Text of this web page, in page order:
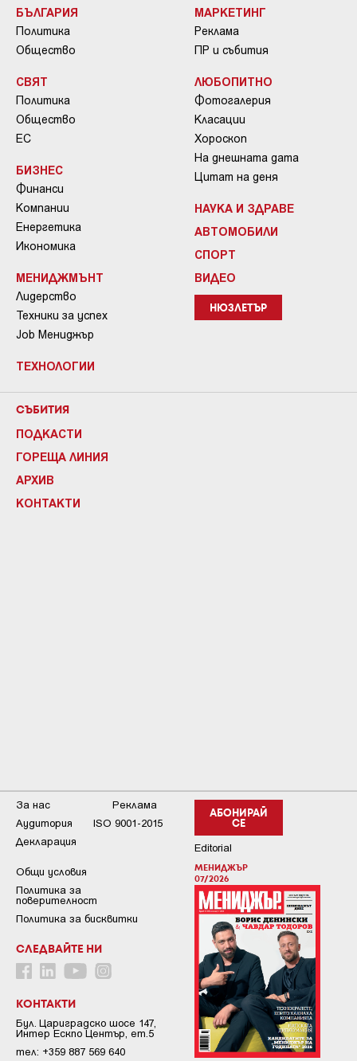
БЪЛГАРИЯ
Политика
Общество
СВЯТ
Политика
Общество
ЕС
БИЗНЕС
Финанси
Компании
Енергетика
Икономика
МЕНИДЖМЪНТ
Лидерство
Техники за успех
Job Мениджър
ТЕХНОЛОГИИ
МАРКЕТИНГ
Реклама
ПР и събития
ЛЮБОПИТНО
Фотогалерия
Класации
Хороскоп
На днешната дата
Цитат на деня
НАУКА И ЗДРАВЕ
АВТОМОБИЛИ
СПОРТ
ВИДЕО
НЮЗЛЕТЪР
СЪБИТИЯ
ПОДКАСТИ
ГОРЕЩА ЛИНИЯ
АРХИВ
КОНТАКТИ
АБОНИРАЙ
СЕ
Editorial
МЕНИДЖЪР
07/2026
За нас
Реклама
Аудитория
ISO 9001-2015
Декларация
Общи условия
Пoлитикa зa
пoвepитeлнocт
Политика за бисквитки
СЛЕДВАЙТЕ НИ
КОНТАКТИ
Бул. Цариградско шосе 147,
Интер Ескпо Център, ет.5
тел: +359 887 569 640